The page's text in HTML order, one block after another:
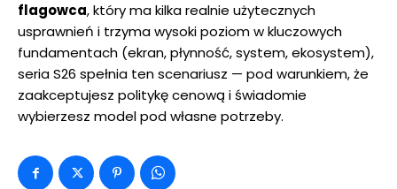
flagowca, który ma kilka realnie użytecznych
usprawnień i trzyma wysoki poziom w kluczowych
fundamentach (ekran, płynność, system, ekosystem),
seria S26 spełnia ten scenariusz — pod warunkiem, że
zaakceptujesz politykę cenową i świadomie
wybierzesz model pod własne potrzeby.